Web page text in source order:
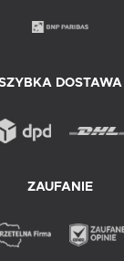
DOSTAWA
ZAUFANIE